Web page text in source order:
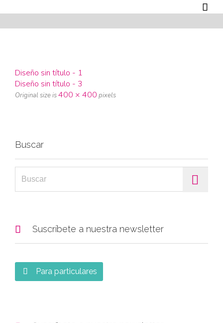

Diseño sin título - 1
Diseño sin título - 3
Original size is400 × 400 pixels
Buscar
 Suscríbete a nuestra newsletter
 Para particulares